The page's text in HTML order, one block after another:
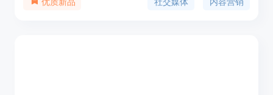
帮助用户提高线上影响力、吸引客户、达成社交媒体